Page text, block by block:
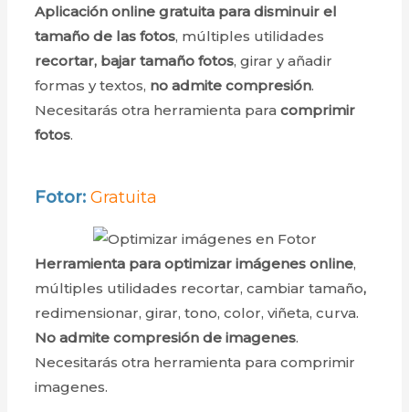
Aplicación online gratuita para disminuir el
tamaño de las fotos, múltiples utilidades
recortar, bajar tamaño fotos, girar y añadir
formas y textos, no admite compresión.
Necesitarás otra herramienta para comprimir
fotos.
Fotor: Gratuita
Herramienta para optimizar imágenes online,
múltiples utilidades recortar, cambiar tamaño,
redimensionar, girar, tono, color, viñeta, curva.
No admite compresión de imagenes.
Necesitarás otra herramienta para comprimir
imagenes.